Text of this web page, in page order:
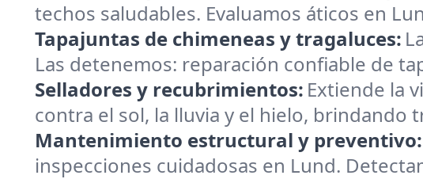
techos saludables. Evaluamos áticos en
Tapajuntas de chimeneas y tragaluces:
Las detenemos: reparación confiable de
Selladores y recubrimientos: Extiende la
contra el sol, la lluvia y el hielo, brindando
Mantenimiento estructural y preventivo:
inspecciones cuidadosas en Lund.